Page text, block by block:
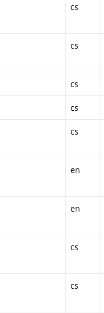
cs
cs
cs
cs
cs
en
en
cs
cs